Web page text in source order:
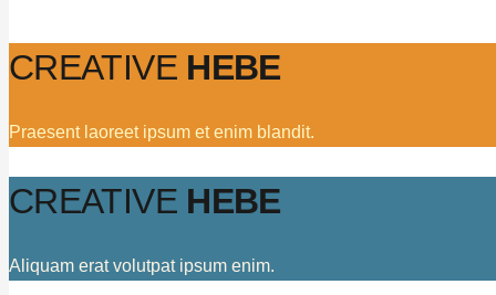
CREATIVE HEBE
Praesent laoreet ipsum et enim blandit.
CREATIVE HEBE
Aliquam erat volutpat ipsum enim.